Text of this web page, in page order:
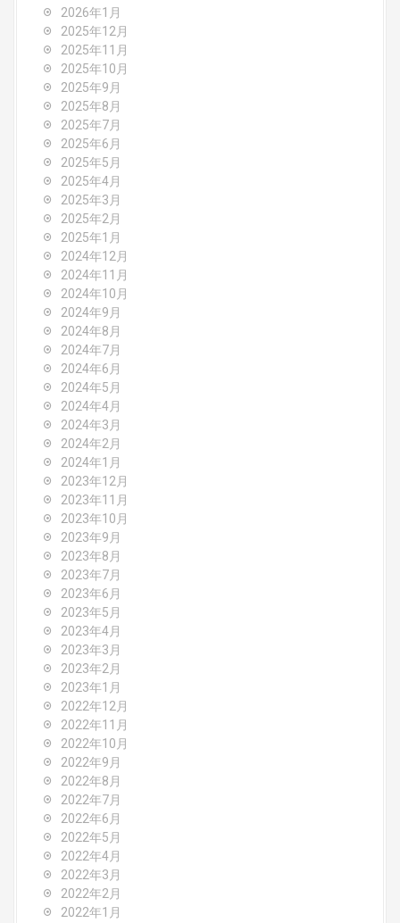
2026年1月
2025年12月
2025年11月
2025年10月
2025年9月
2025年8月
2025年7月
2025年6月
2025年5月
2025年4月
2025年3月
2025年2月
2025年1月
2024年12月
2024年11月
2024年10月
2024年9月
2024年8月
2024年7月
2024年6月
2024年5月
2024年4月
2024年3月
2024年2月
2024年1月
2023年12月
2023年11月
2023年10月
2023年9月
2023年8月
2023年7月
2023年6月
2023年5月
2023年4月
2023年3月
2023年2月
2023年1月
2022年12月
2022年11月
2022年10月
2022年9月
2022年8月
2022年7月
2022年6月
2022年5月
2022年4月
2022年3月
2022年2月
2022年1月